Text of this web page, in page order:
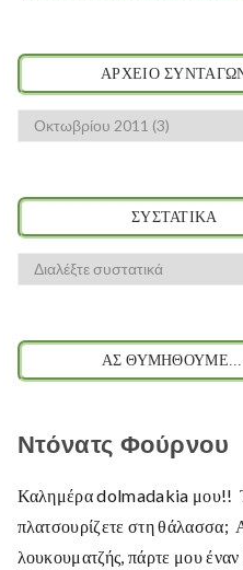
ΑΡΧΕΙΟ
ΣΥΣΤΑΤΙΚΑ
ΑΣ ΘΥΜΗΘΟΥΜΕ....
Ντόνατς Φούρνου
Καλημέρα dolmadakia μου!!
πλατσουρίζετε στη θάλασσα;
λουκουματζής, πάρτε μου